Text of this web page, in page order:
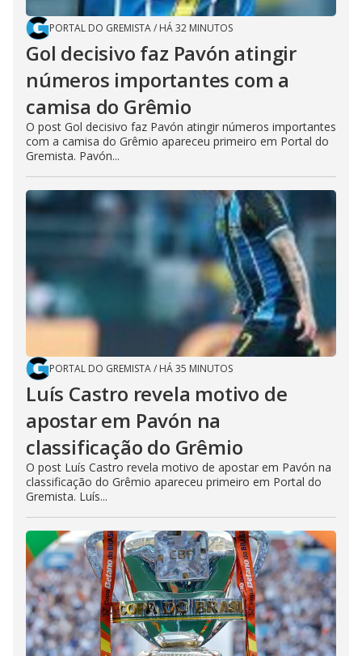
PORTAL DO GREMISTA/ HÁ 32 MINUTOS
Gol decisivo faz Pavón atingir
números importantes com a
camisa do Grêmio
O post Gol decisivo faz Pavón atingir números importantes
com a camisa do Grêmio apareceu primeiro em Portal do
Gremista. Pavón...
PORTAL DO GREMISTA/ HÁ 35 MINUTOS
Luís Castro revela motivo de
apostar em Pavón na
classificação do Grêmio
O post Luís Castro revela motivo de apostar em Pavón na
classificação do Grêmio apareceu primeiro em Portal do
Gremista. Luís...